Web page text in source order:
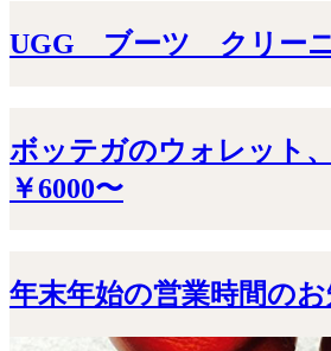
UGG ブーツ クリー
ボッテガのウォレット
￥6000〜
年末年始の営業時間の